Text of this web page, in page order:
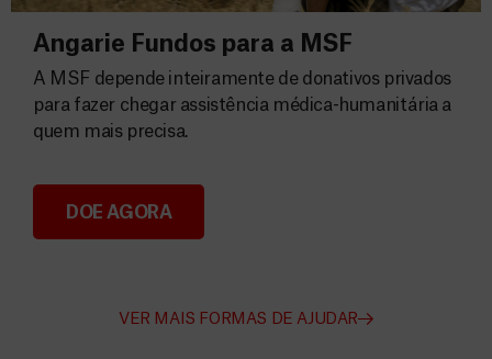
Angarie Fundos para a MSF
Angarie Fundos para a MSF
A MSF depende inteiramente de donativos privados
para fazer chegar assistência médica-humanitária a
quem mais precisa.
DOE AGORA
VER MAIS FORMAS DE AJUDAR